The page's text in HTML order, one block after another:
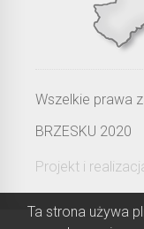
Ta strona używa
Wszelkie prawa
BRZESKU 2020
Projekt i